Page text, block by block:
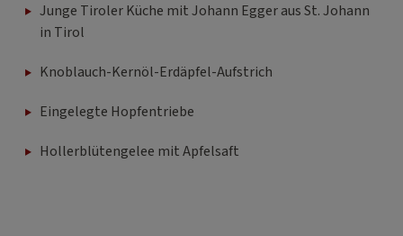
Junge Tiroler Küche mit Johann Egger aus St. Johann
in Tirol
Knoblauch-Kernöl-Erdäpfel-Aufstrich
Eingelegte Hopfentriebe
Hollerblütengelee mit Apfelsaft